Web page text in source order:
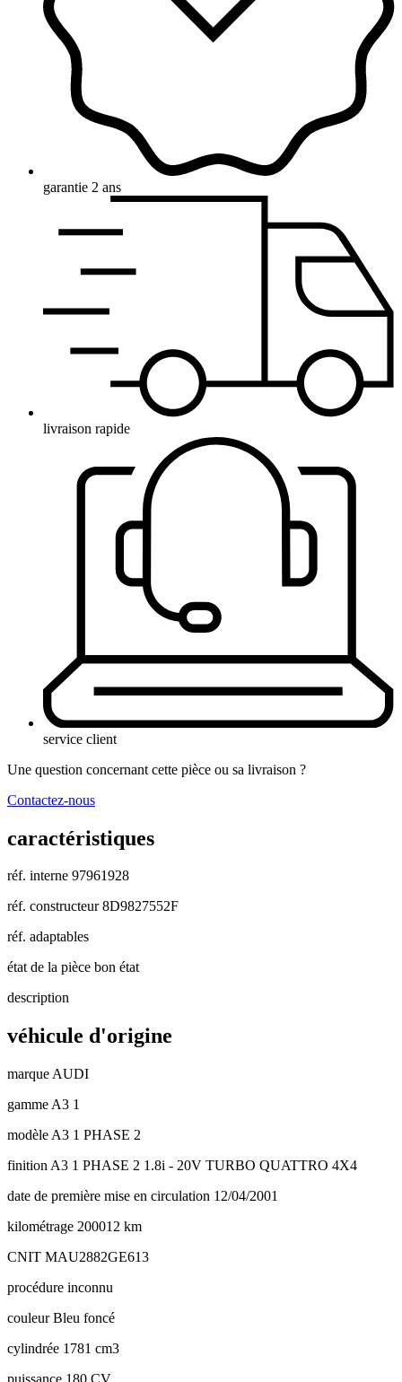
garantie 2 ans
livraison rapide
service client
Une question concernant cette pièce ou sa livraison ?
Contactez-nous
caractéristiques
réf. interne 97961928
réf. constructeur 8D9827552F
réf. adaptables
état de la pièce bon état
description
véhicule d'origine
marque AUDI
gamme A3 1
modèle A3 1 PHASE 2
finition A3 1 PHASE 2 1.8i - 20V TURBO QUATTRO 4X4
date de première mise en circulation 12/04/2001
kilométrage 200012 km
CNIT MAU2882GE613
procédure inconnu
couleurBleu foncé
cylindrée 1781 cm3